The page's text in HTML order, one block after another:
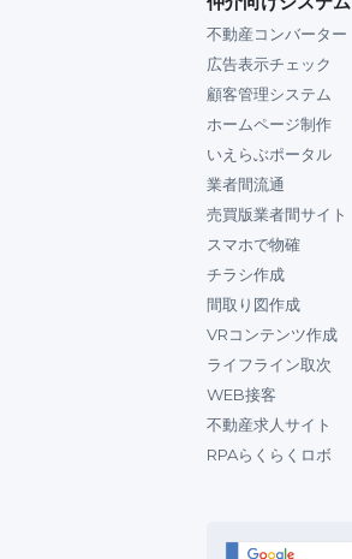
不動産コンバーター
広告表示チェック
顧客管理システム
ホームページ制作
いえらぶポータル
業者間流通
売買版業者間サイト
スマホで物確
チラシ作成
間取り図作成
VRコンテンツ作成
ライフライン取次
WEB接客
不動産求人サイト
RPAらくらくロボ